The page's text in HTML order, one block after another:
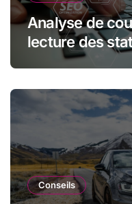
Analyse de
lecture des
essentielle en
Conseils